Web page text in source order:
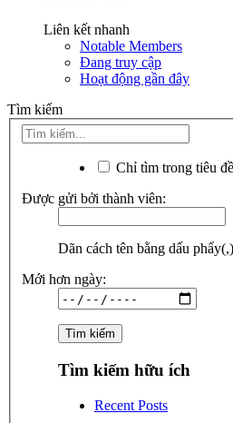
Liên kết nhanh
Notable Members
Đang truy cập
Hoạt động gần đây
Tìm kiếm
Chỉ tìm trong tiêu đề
Được gửi bởi thành viên:
Dãn cách tên bằng dấu
Mới hơn ngày:
Tìm kiếm hữu ích
Recent Posts